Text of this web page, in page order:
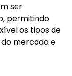
ser
permitindo
os tipos de
mercado e